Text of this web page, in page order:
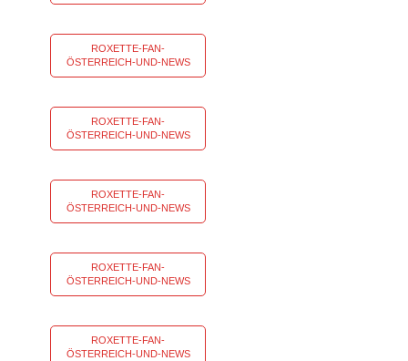
ROXETTE-FAN-
ÖSTERREICH-UND-NEWS
ROXETTE-FAN-
ÖSTERREICH-UND-NEWS
ROXETTE-FAN-
ÖSTERREICH-UND-NEWS
ROXETTE-FAN-
ÖSTERREICH-UND-NEWS
ROXETTE-FAN-
ÖSTERREICH-UND-NEWS